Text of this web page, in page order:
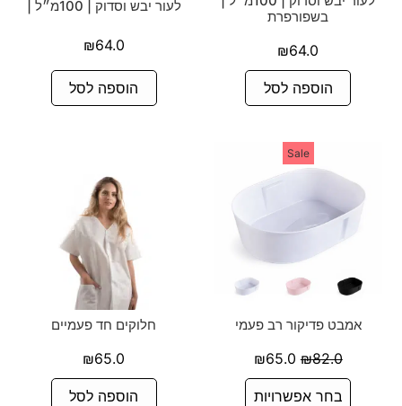
בשפורפרת
₪64.0
הוספה לסל
לעור יבש וסדוק | 100מ״ל |
₪64.0
הוספה לסל
Sale
אמבט פדיקור רב פעמי
₪82.0
₪65.0
בחר אפשרויות
חלוקים חד פעמיים
₪65.0
הוספה לסל